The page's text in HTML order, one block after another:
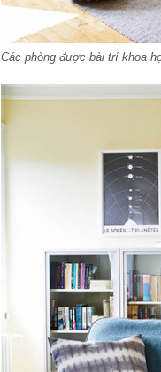
Các phòng được bài trí khoa